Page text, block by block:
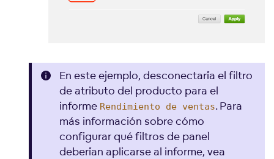
En este ejemplo, desconectaría el filtro
de atributo del producto para el
informe Rendimiento de ventas. Para
más información sobre cómo
configurar qué filtros de panel
deberían aplicarse al informe, vea